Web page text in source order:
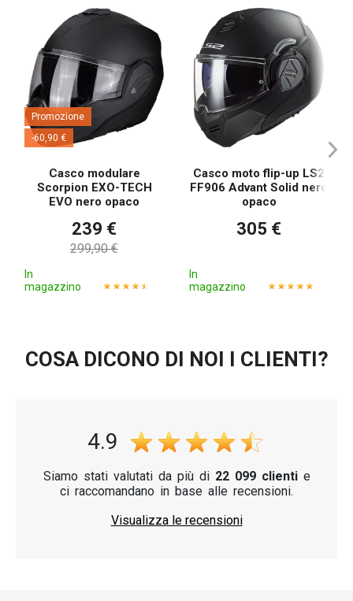
Promozione
-60,90 €
Casco modulare
Scorpion EXO-TECH
EVO nero opaco
239 €
299,90 €
In
magazzino
Casco moto flip-up LS2
FF906 Advant Solid nero
opaco
305 €
In
magazzino
COSA DICONO DI NOI I CLIENTI?
4.9
Siamo stati valutati da più di 22 099 clientie
ci raccomandano in base alle recensioni.
Visualizza le recensioni